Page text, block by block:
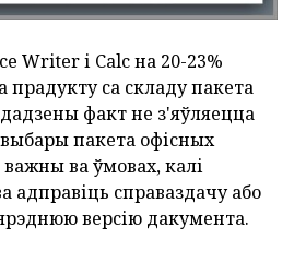
Writer і Calc на 20-23%
прадукту са складу пакета
факт не з'яўляецца
пакета офісных
ва ўмовах, калі
адправіць справаздачу або
версію дакумента.